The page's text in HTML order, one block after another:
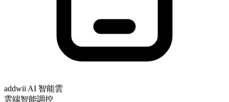
addwii AI 智能雲
雲端智能調控